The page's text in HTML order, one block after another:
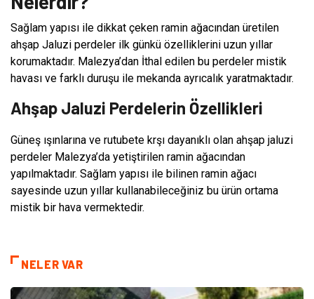
Sağlam yapısı ile dikkat çeken ramin ağacından üretilen
ahşap Jaluzi perdeler ilk günkü özelliklerini uzun yıllar
korumaktadır. Malezya’dan İthal edilen bu perdeler mistik
havası ve farklı duruşu ile mekanda ayrıcalık yaratmaktadır.
Ahşap Jaluzi Perdelerin Özellikleri
Güneş ışınlarına ve rutubete krşı dayanıklı olan ahşap jaluzi
perdeler Malezya’da yetiştirilen ramin ağacından
yapılmaktadır. Sağlam yapısı ile bilinen ramin ağacı
sayesinde uzun yıllar kullanabileceğiniz bu ürün ortama
mistik bir hava vermektedir.
NELER VAR